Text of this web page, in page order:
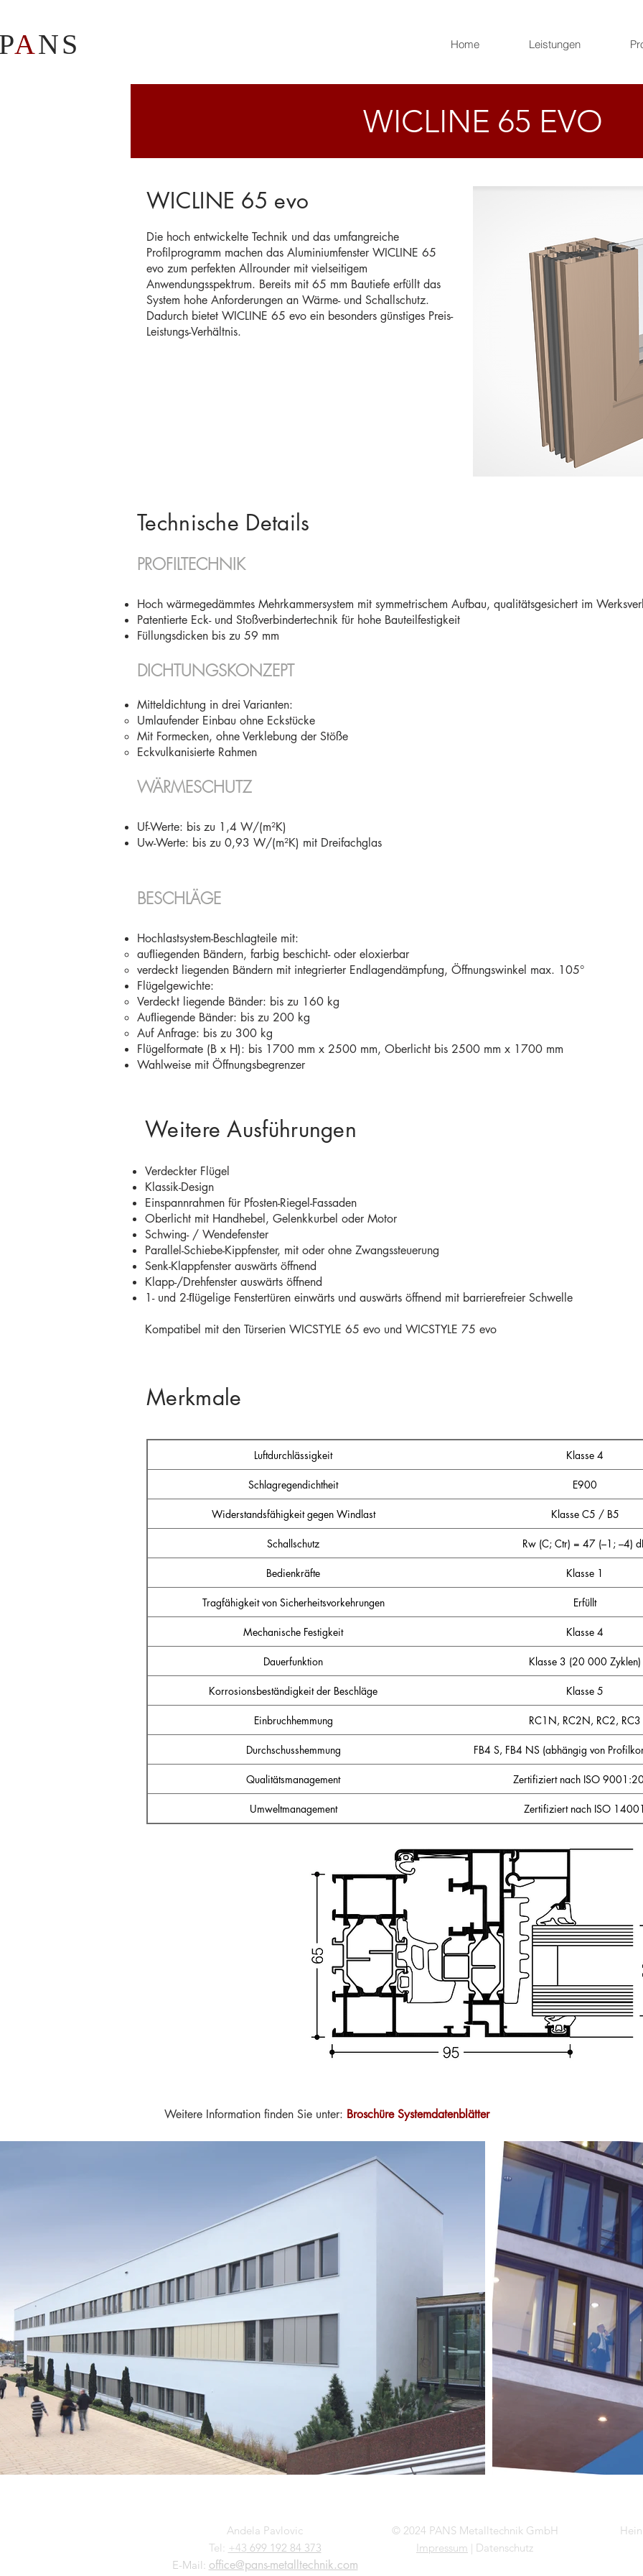
Home Leistungen
ANS
WICLINE 65 EVO
WICLINE 65 evo
Die hoch entwickelte Technik und das umfangreiche
Profilprogramm machen das Aluminiumfenster WICLINE 65
evo zum perfekten Allrounder mit vielseitigem
Anwendungsspektrum. Bereits mit 65 mm Bautiefe erfüllt das
System hohe Anforderungen an Wärme- und Schallschutz.
Dadurch bietet WICLINE 65 evo ein besonders günstiges Preis-
Leistungs-Verhältnis.
Technische Details
PROFILTECHNIK
Hoch wärmegedämmtes Mehrkammersystem mit symmetrischem Aufbau, qualitätsgesichert im
Patentierte Eck- und Stoßverbindertechnik für hohe Bauteilfestigkeit
Füllungsdicken bis zu 59 mm
DICHTUNGSKONZEPT
Mitteldichtung in drei Varianten:
Umlaufender Einbau ohne Eckstücke
Mit Formecken, ohne Verklebung der Stöße
Eckvulkanisierte Rahmen
WÄRMESCHUTZ
Uf-Werte: bis zu 1,4 W/(m²K)
Uw-Werte: bis zu 0,93 W/(m²K) mit Dreifachglas
BESCHLÄGE​
Hochlastsystem-Beschlagteile mit:
auﬂiegenden Bändern, farbig beschicht- oder eloxierbar
verdeckt liegenden Bändern mit integrierter Endlagendämpfung, Öffnungswinkel max. 105°
Flügelgewichte:
Verdeckt liegende Bänder: bis zu 160 kg
Auﬂiegende Bänder: bis zu 200 kg
Auf Anfrage: bis zu 300 kg
Flügelformate (B x H): bis 1700 mm x 2500 mm, Oberlicht bis 2500 mm x 1700 mm
Wahlweise mit Öffnungsbegrenzer​​
Weitere Ausführungen
Verdeckter Flügel
Klassik-Design
Einspannrahmen für Pfosten-Riegel-Fassaden
Oberlicht mit Handhebel, Gelenkkurbel oder Motor
Schwing- / Wendefenster
Parallel-Schiebe-Kippfenster, mit oder ohne Zwangssteuerung
Senk-Klappfenster auswärts öffnend
Klapp-/Drehfenster auswärts öffnend
1- und 2-ﬂügelige Fenstertüren einwärts und auswärts öffnend mit barrierefreier Schwelle
Kompatibel mit den Türserien WICSTYLE 65 evo und WICSTYLE 75 evo
Merkmale
Luftdurchlässigkeit Klasse 4
Schlagregendichtheit E900
Widerstandsfähigkeit gegen Windlast Klasse C5 / B5
Schallschutz Rw (C; Ctr) = 47 (–1; –4)
Bedienkräfte Klasse 1
Tragfähigkeit von Sicherheitsvorkehrungen Erfüllt
Mechanische Festigkeit Klasse 4
Dauerfunktion Klasse 3 (20 000 Zyklen)
Korrosionsbeständigkeit der Beschläge Klasse 5
Einbruchhemmung RC1N, RC2N, RC2, RC3
Durchschusshemmung FB4 S, FB4 NS (abhängig von
Qualitätsmanagement Zertifiziert nach ISO
Umweltmanagement Zertifiziert nach ISO
Weitere Information finden Sie unter: Broschüre Systemdatenblätter
Andela Pavlovic
Tel: +43 699 192 84 373
E-Mail: office@pans-metalltechnik.com
© 2024 PANS Metalltechnik GmbH
Impressum | Datenschutz